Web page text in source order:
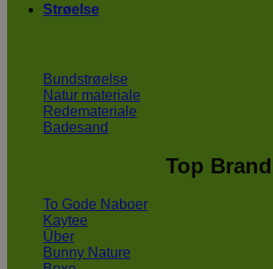
Strøelse
Bundstrøelse
Natur materiale
Redemateriale
Badesand
Top Brand
To Gode Naboer
Kaytee
Über
Bunny Nature